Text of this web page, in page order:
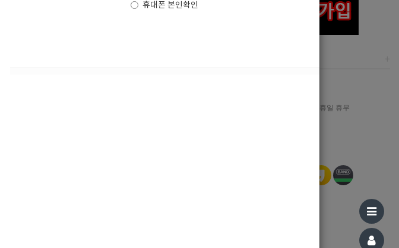
월-금 : AM 09:00 ~ PM 12:00, 일/공휴일 휴무
휴대폰 본인확인